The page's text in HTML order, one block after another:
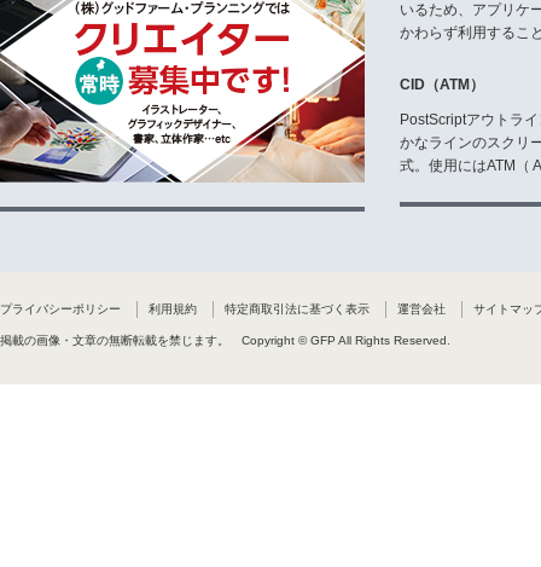
いるため、アプリケ
かわらず利用するこ
CID（ATM）
PostScriptアウトラ
かなラインのスクリ
式。使用にはATM（
プライバシーポリシー 利用規約 特定商取引法に基づく表示 運営会社 サイトマッ
掲載の画像・文章の無断転載を禁じます。 Copyright © GFP All Rights Reserved.